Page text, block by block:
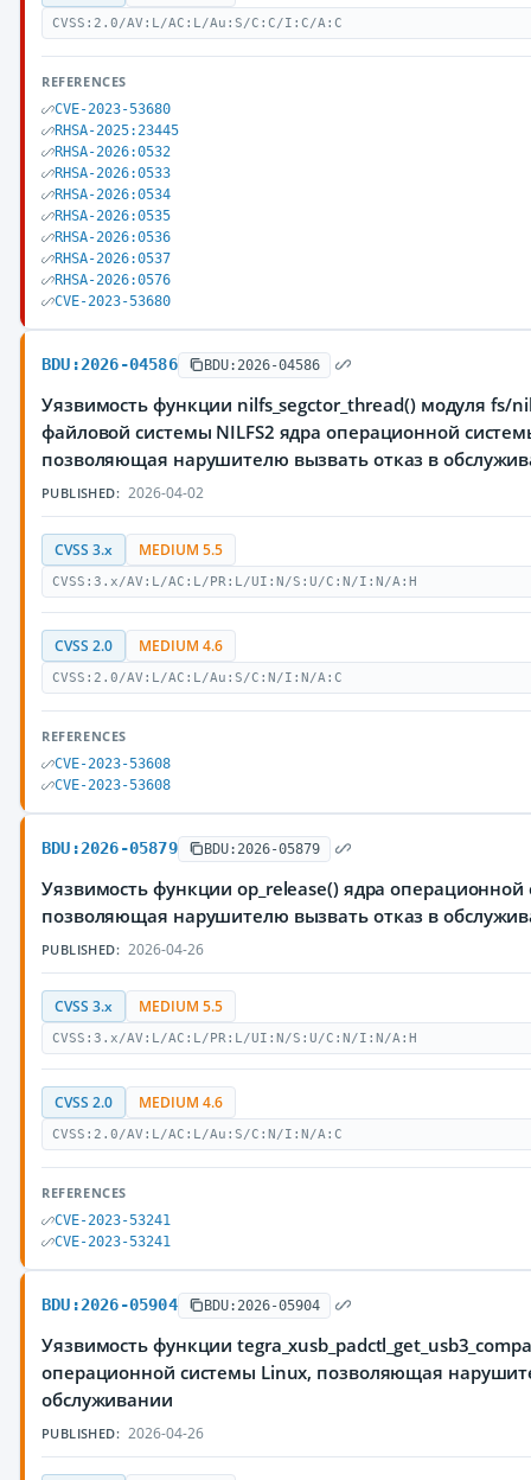
CVSS:2.0/AV:L/AC:L/Au:S/C:C/I:C/A:C
REFERENCES
CVE-2023-53680
RHSA-2025:23445
RHSA-2026:0532
RHSA-2026:0533
RHSA-2026:0534
RHSA-2026:0535
RHSA-2026:0536
RHSA-2026:0537
RHSA-2026:0576
CVE-2023-53680
BDU:2026-04586 BDU:2026-04586
Уязвимость функции nilfs_segctor_thread() модуля fs/
файловой системы NILFS2 ядра операционной
позволяющая нарушителю вызвать отказ в
PUBLISHED: 2026-04-02
CVSS 3.x MEDIUM 5.5
CVSS:3.x/AV:L/AC:L/PR:L/UI:N/S:U/C:N/I:N/A:H
CVSS 2.0 MEDIUM 4.6
CVSS:2.0/AV:L/AC:L/Au:S/C:N/I:N/A:C
REFERENCES
CVE-2023-53608
CVE-2023-53608
BDU:2026-05879 BDU:2026-05879
Уязвимость функции op_release() ядра операционной
позволяющая нарушителю вызвать отказ в
PUBLISHED: 2026-04-26
CVSS 3.x MEDIUM 5.5
CVSS:3.x/AV:L/AC:L/PR:L/UI:N/S:U/C:N/I:N/A:H
CVSS 2.0 MEDIUM 4.6
CVSS:2.0/AV:L/AC:L/Au:S/C:N/I:N/A:C
REFERENCES
CVE-2023-53241
CVE-2023-53241
BDU:2026-05904 BDU:2026-05904
Уязвимость функции
операционной системы Linux, позволяющая
обслуживании
PUBLISHED: 2026-04-26